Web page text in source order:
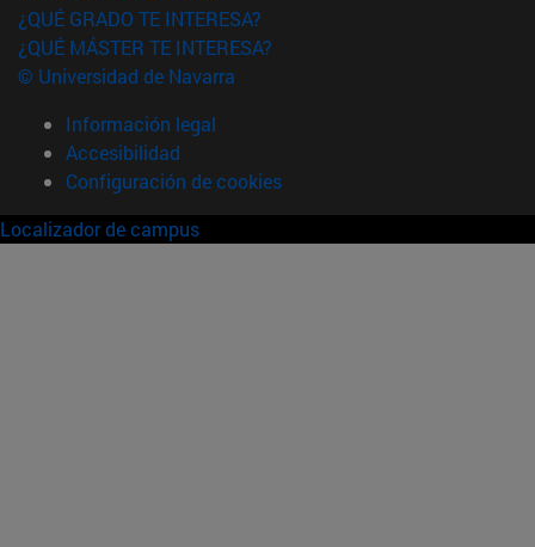
¿QUÉ GRADO TE INTERESA?
¿QUÉ MÁSTER TE INTERESA?
© Universidad de Navarra
Información legal
Accesibilidad
Configuración de cookies
Localizador de campus